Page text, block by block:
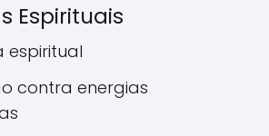
Espirituais
espiritual
contra energias